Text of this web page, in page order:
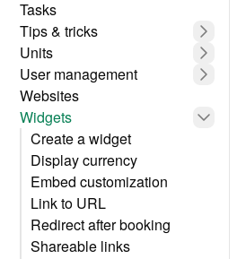
Tasks
Tips & tricks
Units
User management
Websites
Widgets
Create a widget
Display currency
Embed customization
Link to URL
Redirect after booking
Shareable links